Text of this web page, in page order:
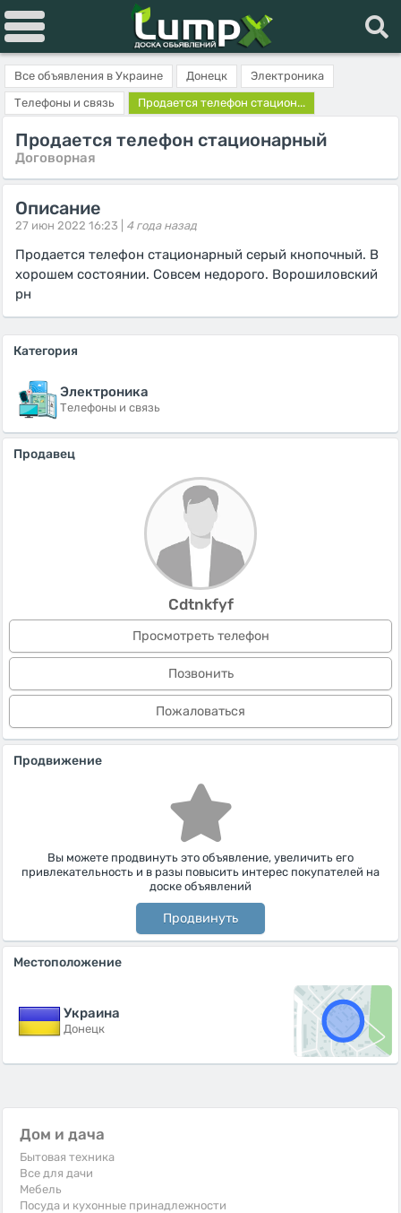
Все объявления в Украине Донецк
Электроника
Телефоны и связь
Продается телефон стацион...
Продается телефон стационарный
Договорная
Описание
27 июн 2022 16:23 | 4 года назад
Продается телефон стационарный серый кнопочный. В
хорошем состоянии. Совсем недорого. Ворошиловский
рн
Категория
Электроника
Телефоны и связь
Продавец
Cdtnkfyf
Просмотреть телефон
Позвонить
Пожаловаться
Продвижение
Вы можете продвинуть это объявление, увеличить его
привлекательность и в разы повысить интерес покупателей на
доске объявлений
Продвинуть
Местоположение
Украина
Донецк
Дом и дача
Бытовая техника
Все для дачи
Мебель
Посуда и кухонные принадлежности